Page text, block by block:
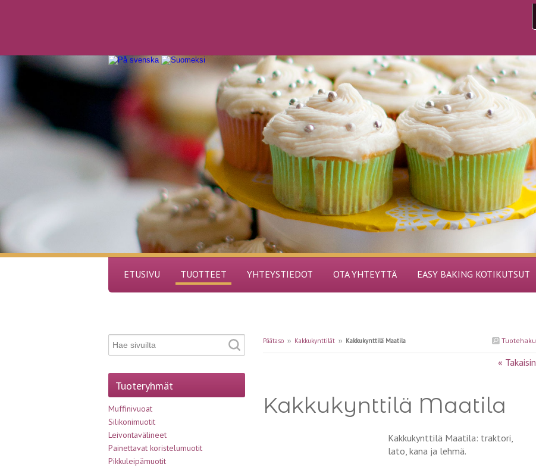
ETUSIVU TUOTTEET YHTEYSTIEDOT OTA YHTEYTTÄ EASY BAKING KOTIKUTSUT
Tuotehaku
Päätaso ›› Kakkukynttilät ›› Kakkukynttilä Maatila
« Takaisin
Kakkukynttilä Maatila
Kakkukynttilä Maatila: traktori,
lato, kana ja lehmä.
Tuoteryhmät
Muffinivuoat
Silikonimuotit
Leivontavälineet
Painettavat koristelumuotit
Pikkuleipämuotit